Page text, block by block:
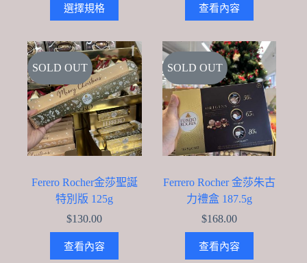
選擇規格
product
has
variants.
The
options
may
be
chosen
on
the
product
page
查看內容
SOLD OUT
Ferero Rocher金莎聖誕
特別版 125g
$130.00
查看內容
SOLD OUT
Ferrero Rocher 金莎朱古
力禮盒 187.5g
$168.00
查看內容